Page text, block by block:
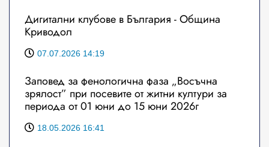
Дигитални клубове в България - Община
Криводол
07.07.2026 14:19
Заповед за фенологична фаза „Восъчна
зрялост” при посевите от житни култури за
периода от 01 юни до 15 юни 2026г
18.05.2026 16:41